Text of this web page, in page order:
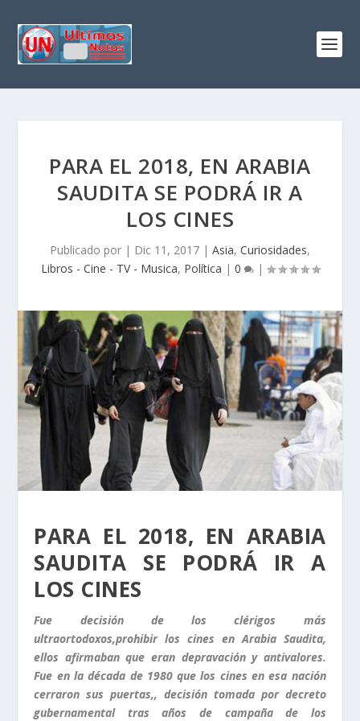
PARA EL 2018, EN ARABIA
SAUDITA SE PODRÁ IR A
LOS CINES
Publicado por | Dic 11, 2017 | Asia, Curiosidades,
Libros - Cine - TV - Musica, Política | 0 |
PARA EL 2018, EN ARABIA
SAUDITA SE PODRÁ IR A
LOS CINES
Fue decisión de los clérigos más
ultraortodoxos,prohibir los cines en Arabia Saudita,
ellos afirmaban que eran depravación y antivalores.
Fue en la década de 1980 que los cines en esa nación
cerraron sus puertas,, decisión tomada por decreto
gubernamental tras años de campaña de los